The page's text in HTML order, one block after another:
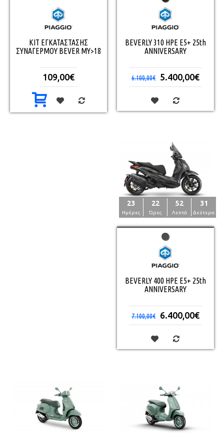
ΚΙΤ ΕΓΚΑΤΑΣΤΑΣΗΣ
ΣΥΝΑΓΕΡΜΟΥ BEVER ΜΥ>18
109,00€
BEVERLY 310 HPE E5+ 25th
ANNIVERSARY
6.100,00€ 5.400,00€
23
Ημέρες
22
Ώρες
52
Λεπτά
30
Δεύτερα
BEVERLY 400 HPE E5+ 25th
ANNIVERSARY
7.100,00€ 6.400,00€